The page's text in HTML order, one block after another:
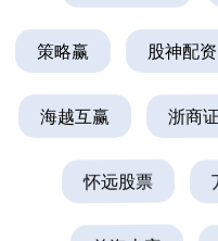
策略赢 股神配资
海越互赢 浙商
怀远股票